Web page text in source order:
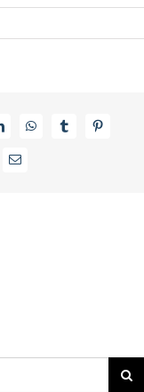
WhatsAppTumblrPinterest
Email